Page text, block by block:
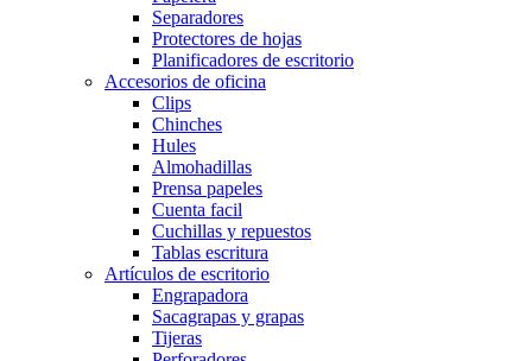
Separadores
Protectores de hojas
Planificadores de escritorio
Accesorios de oficina
Clips
Chinches
Hules
Almohadillas
Prensa papeles
Cuenta facil
Cuchillas y repuestos
Tablas escritura
Artículos de escritorio
Engrapadora
Sacagrapas y grapas
Tijeras